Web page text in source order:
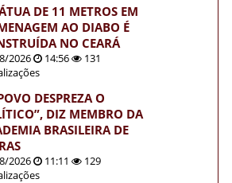
DE 11 METROS EM
AO DIABO É
NO CEARÁ
2026 14:56
131
DESPREZA O
DIZ MEMBRO DA
BRASILEIRA DE
2026 11:11
129